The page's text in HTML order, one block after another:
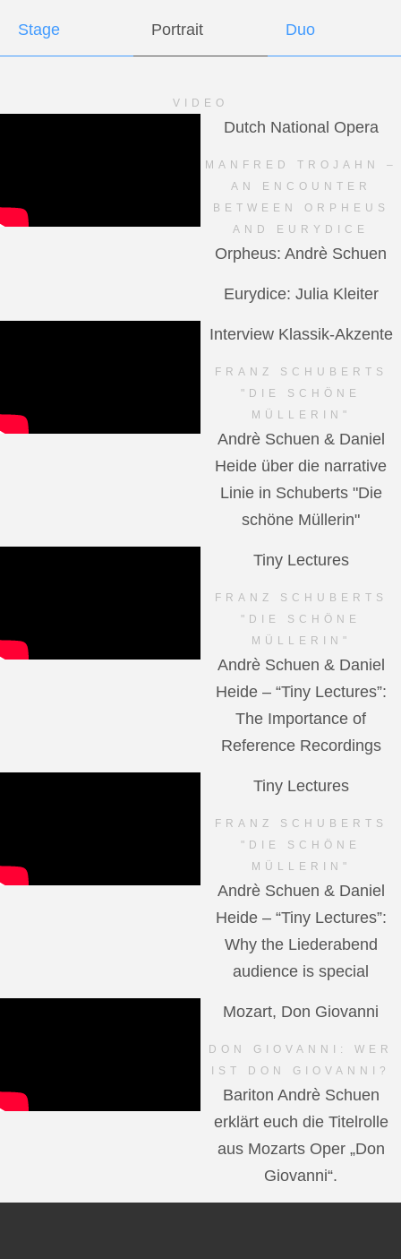
Stage Portrait Duo
VIDEO
Dutch National Opera
MANFRED TROJAHN –
AN ENCOUNTER
BETWEEN ORPHEUS
AND EURYDICE
Orpheus: Andrè Schuen
Eurydice: Julia Kleiter
Interview Klassik-Akzente
FRANZ SCHUBERTS
"DIE SCHÖNE
MÜLLERIN"
Andrè Schuen & Daniel
Heide über die narrative
Linie in Schuberts "Die
schöne Müllerin"
Tiny Lectures
FRANZ SCHUBERTS
"DIE SCHÖNE
MÜLLERIN"
Andrè Schuen & Daniel
Heide – “Tiny Lectures”:
The Importance of
Reference Recordings
Tiny Lectures
FRANZ SCHUBERTS
"DIE SCHÖNE
MÜLLERIN"
Andrè Schuen & Daniel
Heide – “Tiny Lectures”:
Why the Liederabend
audience is special
Mozart, Don Giovanni
DON GIOVANNI: WER
IST DON GIOVANNI?
Bariton Andrè Schuen
erklärt euch die Titelrolle
aus Mozarts Oper „Don
Giovanni“.